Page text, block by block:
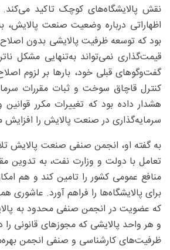
نقش پالایشگاه‌های کوچک تاکید می‌کند.
اظهاراتی درباره وضعیت صنعت پالایش،
بود که توسعه ظرفیت پالایشی بدون
قیمت‌گذاری نمی‌تواند به‌تنهایی مشکل
گفت‌وگوهای قبلی خود، بارها بر لزوم
کنترل قاچاق سوخت و ثبات مقررات
هشدار داده بود که تغییرات مکرر
سرمایه‌گذاری در صنعت پالایش را
به گفته او، انجمن صنفی صنعت پالایش
تعامل با دولت و وزارت نفت، به تدوین
منافع عمومی کشور را تامین کند و هم
برای پالایشگاه‌ها را فراهم آورد. عاشوری
که عضویت در انجمن صنفی محدود به
و هر واحد پالایشی که مجوزهای قانونی را
ظرفیت‌های کارشناسی و صنفی انجمن